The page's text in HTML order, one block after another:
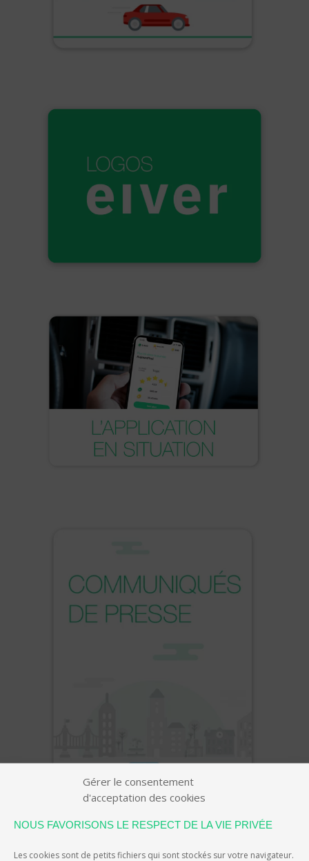
Gérer le consentement
d'acceptation des cookies
NOUS FAVORISONS LE RESPECT DE LA VIE PRIVÉE
Les cookies sont de petits fichiers qui sont stockés sur votre navigateur.